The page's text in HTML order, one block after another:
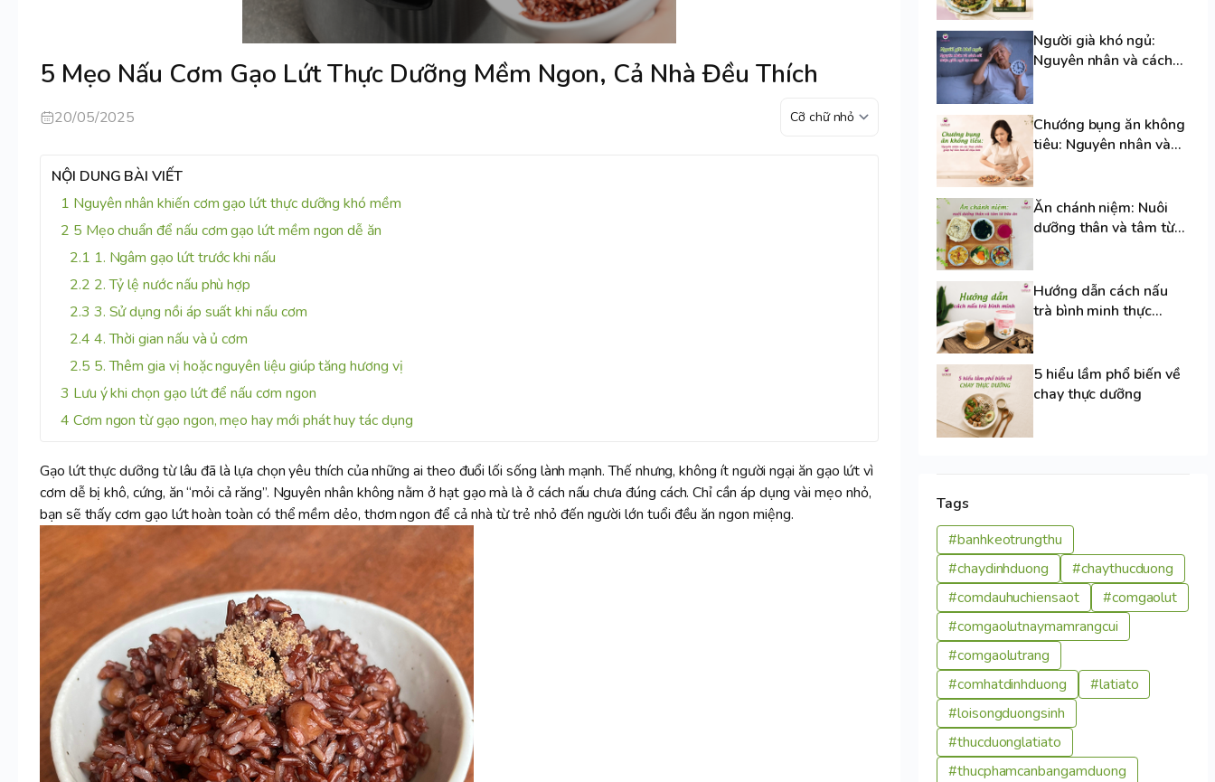
5 Mẹo Nấu Cơm Gạo Lứt Thực Dưỡng Mềm Ngon, Cả Nhà Đều Thích
20/05/2025
NỘI DUNG BÀI VIẾT
Nguyên nhân khiến cơm gạo lứt thực dưỡng khó mềm
5 Mẹo chuẩn để nấu cơm gạo lứt mềm ngon dễ ăn
1. Ngâm gạo lứt trước khi nấu
2. Tỷ lệ nước nấu phù hợp
3. Sử dụng nồi áp suất khi nấu cơm
4. Thời gian nấu và ủ cơm
5. Thêm gia vị hoặc nguyên liệu giúp tăng hương vị
Lưu ý khi chọn gạo lứt để nấu cơm ngon
Cơm ngon từ gạo ngon, mẹo hay mới phát huy tác dụng
Gạo lứt thực dưỡng từ lâu đã là lựa chọn yêu thích của những ai theo đuổi lối sống lành mạnh. Thế nhưng, không ít người ngại ăn gạo lứt vì
cơm dễ bị khô, cứng, ăn “mỏi cả răng”. Nguyên nhân không nằm ở hạt gạo mà là ở cách nấu chưa đúng cách. Chỉ cần áp dụng vài mẹo nhỏ,
bạn sẽ thấy cơm gạo lứt hoàn toàn có thể mềm dẻo, thơm ngon để cả nhà từ trẻ nhỏ đến người lớn tuổi đều ăn ngon miệng.
Người già khó ngủ:
Nguyên nhân và cách
Chướng bụng ăn không
tiêu: Nguyên nhân và
Ăn chánh niệm: Nuôi
dưỡng thân và tâm từ
Hướng dẫn cách nấu
trà bình minh thực
5 hiểu lầm phổ biến về
chay thực dưỡng
Tags
#banhkeotrungthu
#chaydinhduong
#chaythucduong
#comdauhuchiensaot
#comgaolut
#comgaolutnaymamrangcui
#comgaolutrang
#comhatdinhduong
#latiato
#loisongduongsinh
#thucduonglatiato
#thucphamcanbangamduong